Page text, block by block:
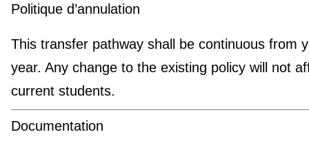
Politique d’annulation
This transfer pathway shall be continuous from
year. Any change to the existing policy will not
current students.
Documentation